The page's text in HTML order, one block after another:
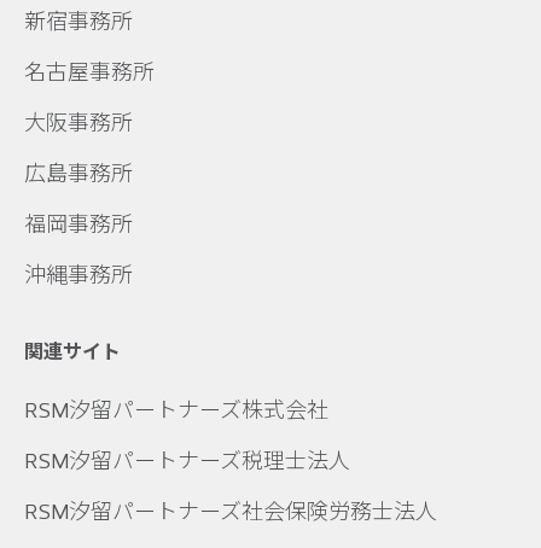
新宿事務所
名古屋事務所
大阪事務所
広島事務所
福岡事務所
沖縄事務所
関連サイト
RSM汐留パートナーズ株式会社
RSM汐留パートナーズ税理士法人
RSM汐留パートナーズ社会保険労務士法人